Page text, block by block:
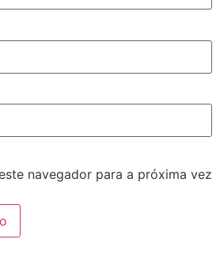
navegador para a próxima vez